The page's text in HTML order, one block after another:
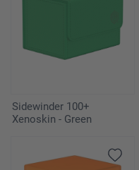
Sidewinder 100+
Xenoskin - Green